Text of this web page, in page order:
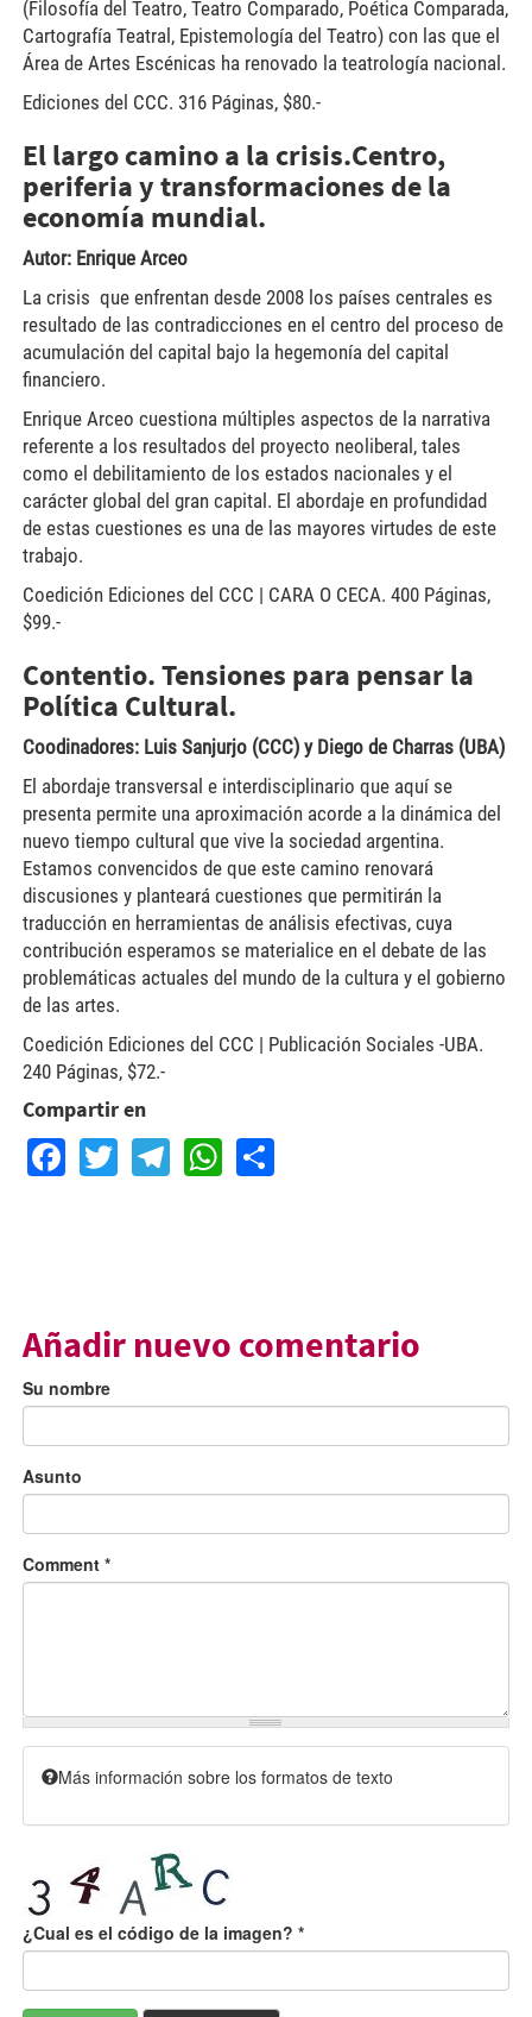
(Filosofía del Teatro, Teatro Comparado, Poética Comparada,
Cartografía Teatral, Epistemología del Teatro) con las que el
Área de Artes Escénicas ha renovado la teatrología nacional.
Ediciones del CCC. 316 Páginas, $80.-
El largo camino a la crisis.Centro,
periferia y transformaciones de la
economía mundial.
Autor: Enrique Arceo
La crisis que enfrentan desde 2008 los países centrales es
resultado de las contradicciones en el centro del proceso de
acumulación del capital bajo la hegemonía del capital
financiero.
Enrique Arceo cuestiona múltiples aspectos de la narrativa
referente a los resultados del proyecto neoliberal, tales
como el debilitamiento de los estados nacionales y el
carácter global del gran capital. El abordaje en profundidad
de estas cuestiones es una de las mayores virtudes de este
trabajo.
Coedición Ediciones del CCC | CARA O CECA. 400 Páginas,
$99.-
Contentio. Tensiones para pensar la
Política Cultural.
Coodinadores: Luis Sanjurjo (CCC) y Diego de Charras (UBA)
El abordaje transversal e interdisciplinario que aquí se
presenta permite una aproximación acorde a la dinámica del
nuevo tiempo cultural que vive la sociedad argentina.
Estamos convencidos de que este camino renovará
discusiones y planteará cuestiones que permitirán la
traducción en herramientas de análisis efectivas, cuya
contribución esperamos se materialice en el debate de las
problemáticas actuales del mundo de la cultura y el gobierno
de las artes.
Coedición Ediciones del CCC | Publicación Sociales -UBA.
240 Páginas, $72.-
Compartir en
Facebook
TwitterTelegram
WhatsApp
Share
Añadir nuevo comentario
Su nombre
Asunto
Comment *
Más información sobre los formatos de texto
¿Cual es el código de la imagen? *